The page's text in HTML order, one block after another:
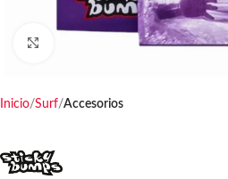
Haga clic para ampliar
Inicio Surf Accesorios